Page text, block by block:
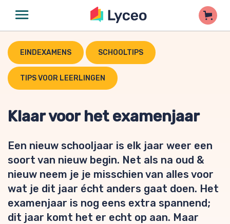
EINDEXAMENS SCHOOLTIPS
TIPS VOOR LEERLINGEN
Klaar voor het examenjaar
Een nieuw schooljaar is elk jaar weer een
soort van nieuw begin. Net als na oud &
nieuw neem je je misschien van alles voor
wat je dit jaar écht anders gaat doen. Het
examenjaar is nog eens extra spannend;
dit jaar komt het er echt op aan. Maar